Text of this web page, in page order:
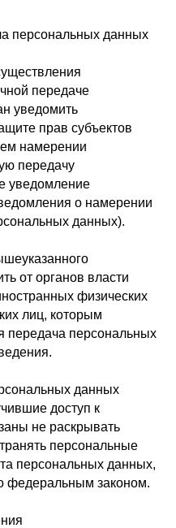
персональных данных
передаче
уведомить
прав субъектов
намерении
передачу
уведомление
о намерении
данных).
от органов власти
физических
лиц, которым
передача персональных
данных
доступ к
не раскрывать
персональные
персональных данных,
федеральным законом.